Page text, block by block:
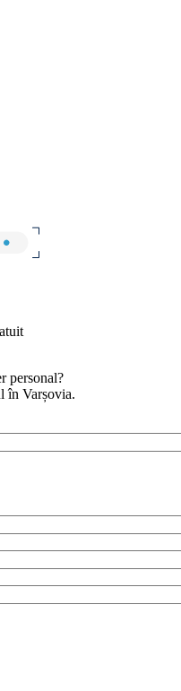
personal?
în Varșovia.